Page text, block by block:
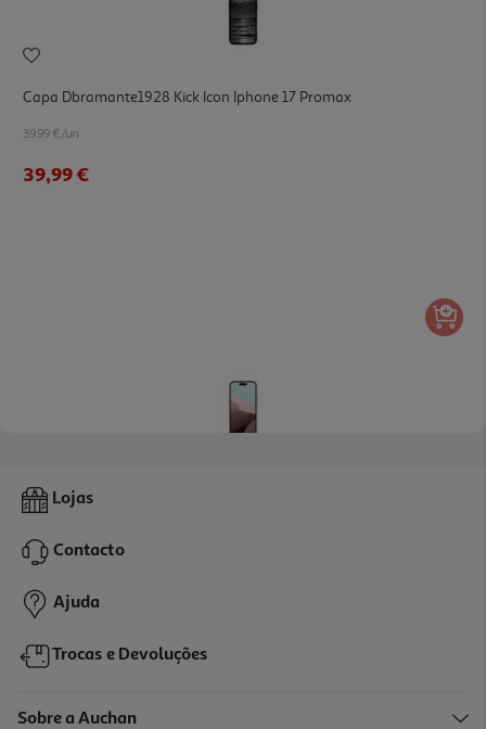
Capa Dbramante1928 Kick Icon Iphone 17 Promax
39.99 €/un
39,99 €
Capa Dbramante1928 Kick Icon Iphone 17 Promax
39,99 €
Lojas
Contacto
Ajuda
Trocas e Devoluções
Sobre a Auchan